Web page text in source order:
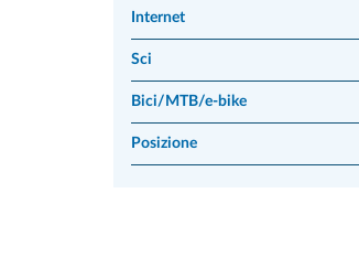
Internet
Sci
Bici/MTB/e-bike
Posizione